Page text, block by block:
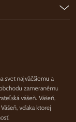
svet najväčšiemu a
zameranému
vášeň. Vášeň,
vďaka ktorej